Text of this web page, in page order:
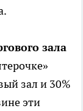
зала
зал и 30%
эти